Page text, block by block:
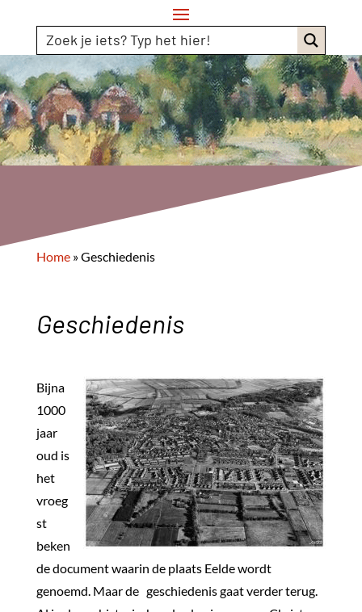
Home»Geschiedenis
Geschiedenis
Bijna
1000
jaar
oud is
het
vroeg
st
beken
de document waarin de plaats Eelde wordt
genoemd. Maar de geschiedenis gaat verder terug.